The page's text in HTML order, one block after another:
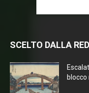
SCELTO DALLA
blocco